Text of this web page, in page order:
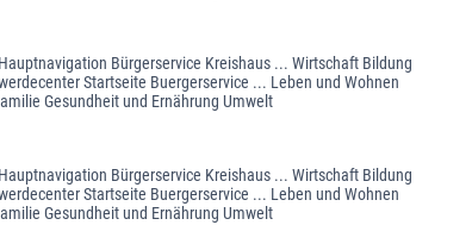
Bürgerservice Kreishaus ... Wirtschaft Bildung
Startseite Buergerservice ... Leben und Wohnen
Gesundheit und Ernährung Umwelt
Bürgerservice Kreishaus ... Wirtschaft Bildung
Startseite Buergerservice ... Leben und Wohnen
Gesundheit und Ernährung Umwelt